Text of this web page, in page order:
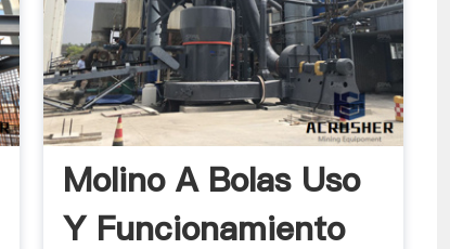
Molino A Bolas Uso
Y Funcionamiento